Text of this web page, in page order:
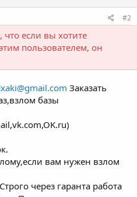
#2
если вы хотите
пользователем, он
Заказать
базы
вам нужен взлом
через гаранта работа